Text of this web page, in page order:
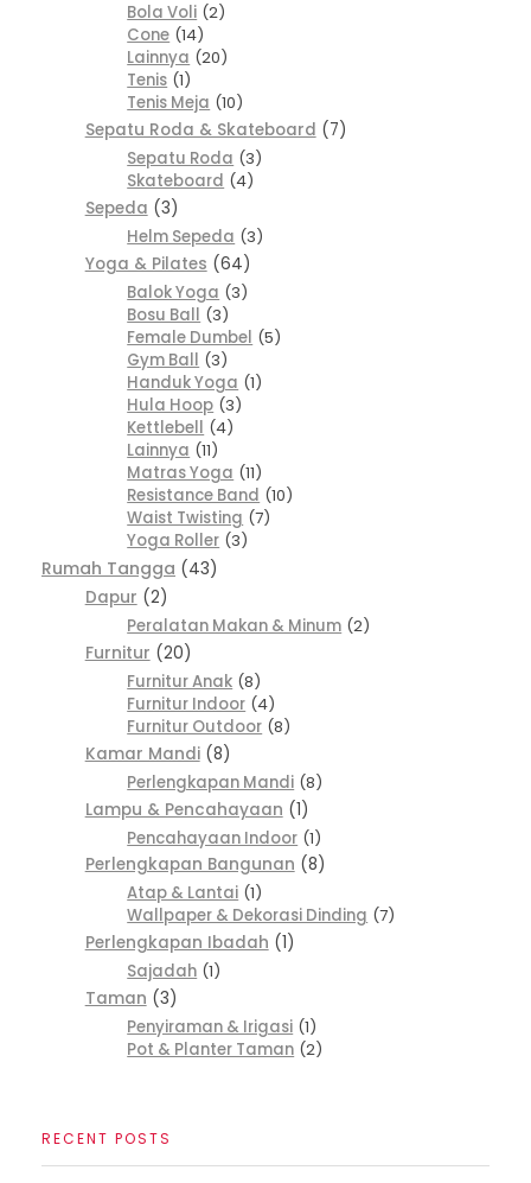
Bola Voli 2
Cone 14
Lainnya 20
Tenis 1
Tenis Meja 10
Sepatu Roda & Skateboard
7
Sepatu Roda 3
Skateboard 4
Sepeda
3
Helm Sepeda 3
Yoga & Pilates
64
Balok Yoga 3
Bosu Ball 3
Female Dumbel 5
Gym Ball 3
Handuk Yoga 1
Hula Hoop 3
Kettlebell 4
Lainnya 11
Matras Yoga 11
Resistance Band 10
Waist Twisting 7
Yoga Roller 3
Rumah Tangga 43
Dapur
2
Peralatan Makan & Minum 2
Furnitur
20
Furnitur Anak 8
Furnitur Indoor 4
Furnitur Outdoor 8
Kamar Mandi 8
Perlengkapan Mandi 8
Lampu & Pencahayaan
1
Pencahayaan Indoor 1
Perlengkapan Bangunan
8
Atap & Lantai 1
Wallpaper & Dekorasi Dinding 7
Perlengkapan Ibadah
1
Sajadah 1
Taman
3
Penyiraman & Irigasi 1
Pot & Planter Taman 2
RECENT POSTS